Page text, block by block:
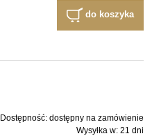
do koszyka
Dostępność: dostępny na zamówienie
Wysyłka w: 21 dni